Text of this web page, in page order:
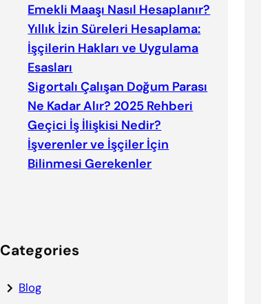
Emekli Maaşı Nasıl Hesaplanır?
Yıllık İzin Süreleri Hesaplama:
İşçilerin Hakları ve Uygulama
Esasları
Sigortalı Çalışan Doğum Parası
Ne Kadar Alır? 2025 Rehberi
Geçici İş İlişkisi Nedir?
İşverenler ve İşçiler İçin
Bilinmesi Gerekenler
Categories
Blog